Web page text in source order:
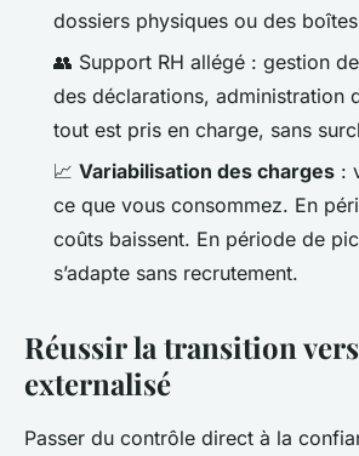
dossiers physiques ou des
👥 Support RH allégé : gestion
des déclarations, administration
tout est pris en charge, sans
📈 Variabilisation des charges :
ce que vous consommez. En
coûts baissent. En période de
s’adapte sans recrutement.
Réussir la transition
externalisé
Passer du contrôle direct à la